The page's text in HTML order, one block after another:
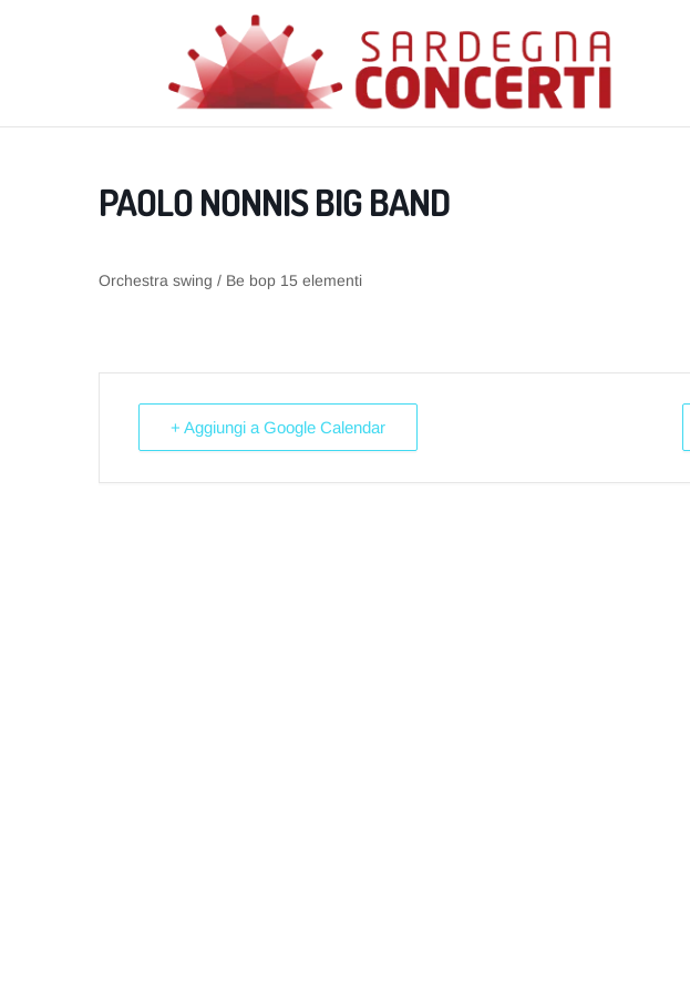
PAOLO NONNIS BIG BAND
Orchestra swing / Be bop 15 elementi
+ Aggiungi a Google Calendar